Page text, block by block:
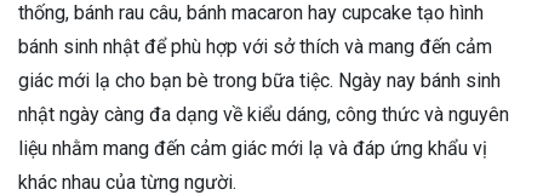
thống, bánh rau câu, bánh macaron hay cupcake tạo hình
bánh sinh nhật để phù hợp với sở thích và mang đến cảm
giác mới lạ cho bạn bè trong bữa tiệc. Ngày nay bánh sinh
nhật ngày càng đa dạng về kiểu dáng, công thức và nguyên
liệu nhằm mang đến cảm giác mới lạ và đáp ứng khẩu vị
khác nhau của từng người.